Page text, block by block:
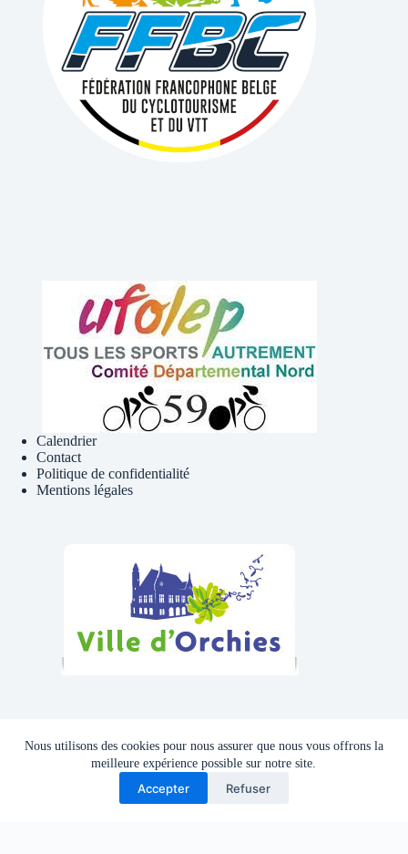
Nous utilisons des cookies pour nous assurer que nous vous offrons la
meilleure expérience possible sur notre site.
Accepter Refuser
Calendrier
Contact
Politique de confidentialité
Mentions légales
Tél : 06 81 41 39 09
Adresse mail : cyclocluborchies@gmail.com